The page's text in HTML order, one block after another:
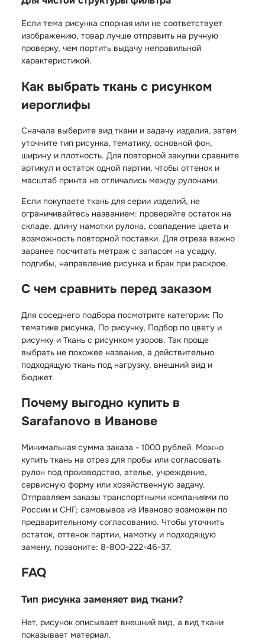
Если тема рисунка спорная или не соответствует
изображению, товар лучше отправить на ручную
проверку, чем портить выдачу неправильной
характеристикой.
Как выбрать ткань с рисунком
иероглифы
Сначала выберите вид ткани и задачу изделия, затем
уточните тип рисунка, тематику, основной фон,
ширину и плотность. Для повторной закупки сравните
артикул и остаток одной партии, чтобы оттенок и
масштаб принта не отличались между рулонами.
Если покупаете ткань для серии изделий, не
ограничивайтесь названием: проверяйте остаток на
складе, длину намотки рулона, совпадение цвета и
возможность повторной поставки. Для отреза важно
заранее посчитать метраж с запасом на усадку,
подгибы, направление рисунка и брак при раскрое.
С чем сравнить перед заказом
Для соседнего подбора посмотрите категории: По
тематике рисунка, По рисунку, Подбор по цвету и
рисунку и Ткань с рисунком узоров. Так проще
выбрать не похожее название, а действительно
подходящую ткань под нагрузку, внешний вид и
бюджет.
Почему выгодно купить в
Sarafanovo в Иванове
Минимальная сумма заказа - 1000 рублей. Можно
купить ткань на отрез для пробы или согласовать
рулон под производство, ателье, учреждение,
сервисную форму или хозяйственную задачу.
Отправляем заказы транспортными компаниями по
России и СНГ; самовывоз из Иваново возможен по
предварительному согласованию. Чтобы уточнить
остаток, оттенок партии, намотку и подходящую
замену, позвоните: 8-800-222-46-37.
FAQ
Тип рисунка заменяет вид ткани?
Нет, рисунок описывает внешний вид, а вид ткани
показывает материал.